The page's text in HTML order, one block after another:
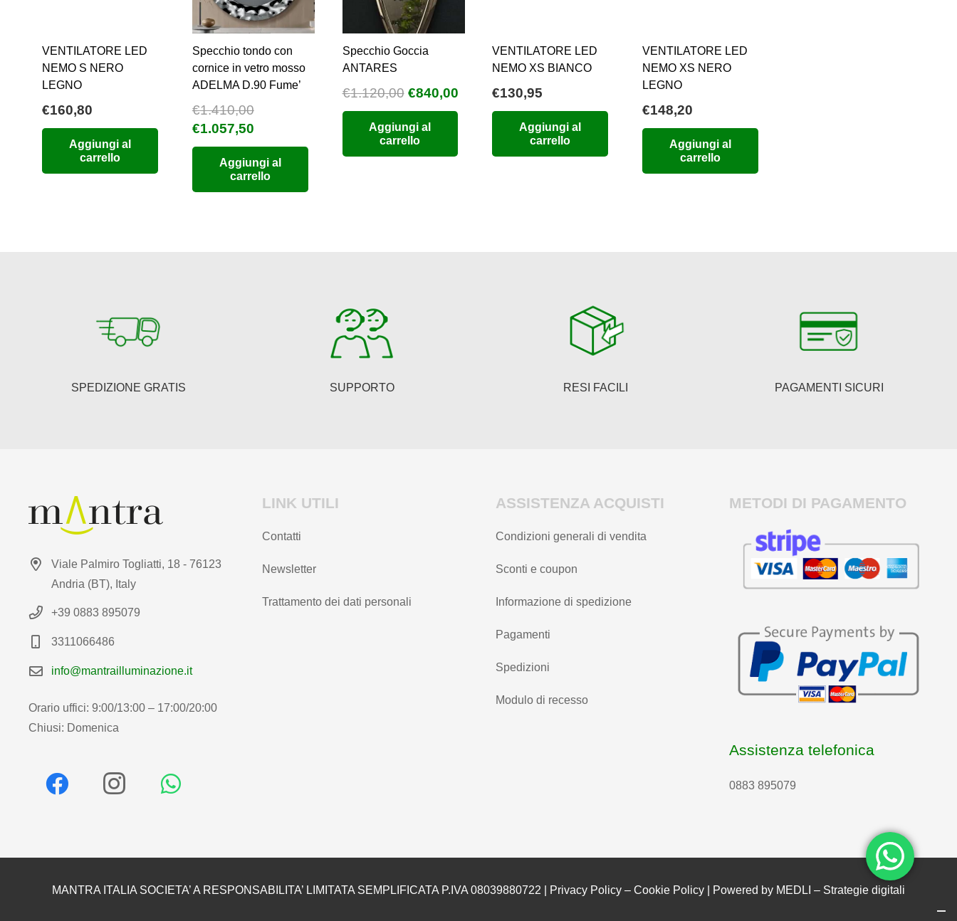
VENTILATORE LED
NEMO S NERO
LEGNO
€160,80
Aggiungi al
carrello
Specchio tondo con
cornice in vetro mosso
ADELMA D.90 Fume’
€1.410,00
Il
prezzo
originale
€1.057,50Il
prezzo
attuale
è:
Aggiungi al
carrello
Specchio Goccia
ANTARES
€1.120,00 Il
prezzo
originale
era:
€840,00Il
prezzo
Aggiungi al
carrello
VENTILATORE LED
NEMO XS BIANCO
€130,95
Aggiungi al
carrello
VENTILATORE LED
NEMO XS NERO
LEGNO
€148,20
Aggiungi al
carrello
SPEDIZIONE GRATIS SUPPORTO RESI FACILI PAGAMENTI SICURI
Viale Palmiro Togliatti, 18 - 76123
Andria (BT), Italy
+39 0883 895079
3311066486
info@mantrailluminazione.it
Orario uffici: 9:00/13:00 – 17:00/20:00
Chiusi: Domenica
LINK UTILI
Contatti
Newsletter
Trattamento dei dati personali
ASSISTENZA ACQUISTI
Condizioni generali di vendita
Sconti e coupon
Informazione di spedizione
Pagamenti
Spedizioni
Modulo di recesso
METODI DI PAGAMENTO
Assistenza telefonica
0883 895079
MANTRA ITALIA SOCIETA’ A RESPONSABILITA’ LIMITATA SEMPLIFICATA P.IVA 08039880722 | Privacy Policy – Cookie Policy | Powered by MEDLI – Strategie digitali